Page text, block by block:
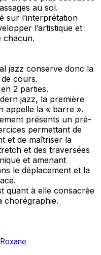
au sol.
sur l’interprétation
l’artistique et
chacun.
jazz conserve donc la
cours.
2 parties.
jazz, la première
appelle la « barre ».
présents un pré-
permettant de
et de maîtriser la
et des traversées
et amenant
le déplacement et la
quant à elle consacrée
chorégraphie.
Roxane